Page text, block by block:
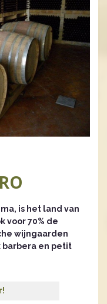
is het land van
voor 70% de
wijngaarden
barbera en petit